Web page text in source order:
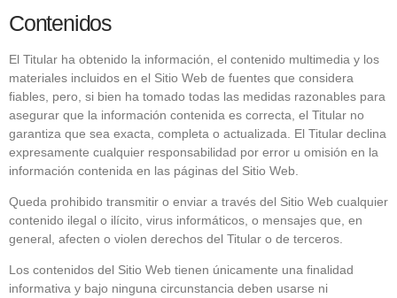
Contenidos
El Titular ha obtenido la información, el contenido multimedia y los
materiales incluidos en el Sitio Web de fuentes que considera
fiables, pero, si bien ha tomado todas las medidas razonables para
asegurar que la información contenida es correcta, el Titular no
garantiza que sea exacta, completa o actualizada. El Titular declina
expresamente cualquier responsabilidad por error u omisión en la
información contenida en las páginas del Sitio Web.
Queda prohibido transmitir o enviar a través del Sitio Web cualquier
contenido ilegal o ilícito, virus informáticos, o mensajes que, en
general, afecten o violen derechos del Titular o de terceros.
Los contenidos del Sitio Web tienen únicamente una finalidad
informativa y bajo ninguna circunstancia deben usarse ni